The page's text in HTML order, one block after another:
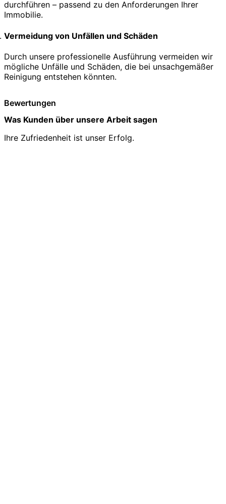
durchführen – passend zu den Anforderungen Ihrer
Immobilie.
Vermeidung von Unfällen und Schäden
Durch unsere professionelle Ausführung vermeiden wir
mögliche Unfälle und Schäden, die bei unsachgemäßer
Reinigung entstehen könnten.
Bewertungen
Was Kunden über unsere Arbeit sagen
Ihre Zufriedenheit ist unser Erfolg.